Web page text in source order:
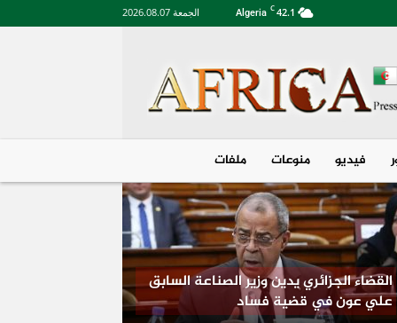
42.1
C
Algeria الجمعة 2026.08.07
فیديو منوعات ملفات
القضاء الجزائري يدين وزير الصناعة السابق
علي عون في قضية فساد